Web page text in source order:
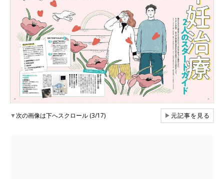
▼次の画像は下へスクロール (3/17) ▶元記事を見る